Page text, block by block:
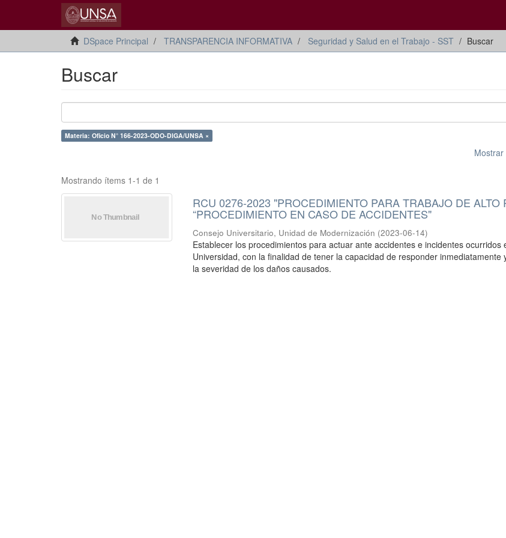
DSpace Principal TRANSPARENCIA INFORMATIVA Seguridad y Salud en el Trabajo - SST Buscar
Buscar
Materia: Oficio N° 166-2023-ODO-DIGA/UNSA ×
Mostrando ítems 1-1 de 1
RCU 0276-2023 "PROCEDIMIENTO PARA TRABAJO DE ALTO
“PROCEDIMIENTO EN CASO DE ACCIDENTES"
Consejo Universitario, Unidad de Modernización (2023-06-14)
Establecer los procedimientos para actuar ante accidentes e incidentes ocurridos
Universidad, con la finalidad de tener la capacidad de responder inmediatamente
la severidad de los daños causados.